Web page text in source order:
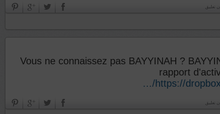
تعليق
Vous ne connaissez pas BAYYINAH ?
rapport
https://
تعليق